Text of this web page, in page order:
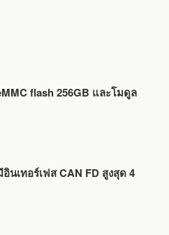
flash 256GB และโมดูล
นเทอร์เฟส CAN FD สูงสุด 4